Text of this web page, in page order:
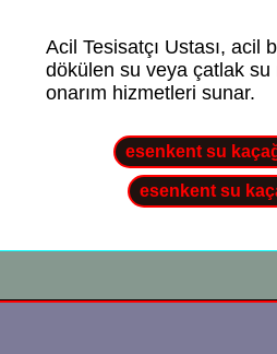
Acil Tesisatçı Ustası, acil
dökülen su veya çatlak su
onarım hizmetleri sunar.
esenkent su
esenkent su